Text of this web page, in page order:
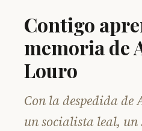
Contigo
memoria de
Louro
Con la despedida de
un socialista leal,